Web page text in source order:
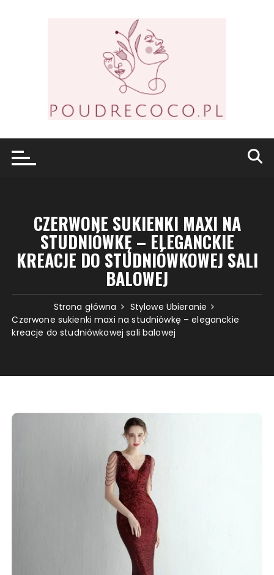
CZERWONE SUKIENKI MAXI NA
STUDNIÓWKĘ – ELEGANCKIE
KREACJE DO STUDNIÓWKOWEJ SALI
BALOWEJ
Strona główna
Stylowe Ubieranie
Czerwone sukienki maxi na studniówkę – eleganckie
kreacje do studniówkowej sali balowej